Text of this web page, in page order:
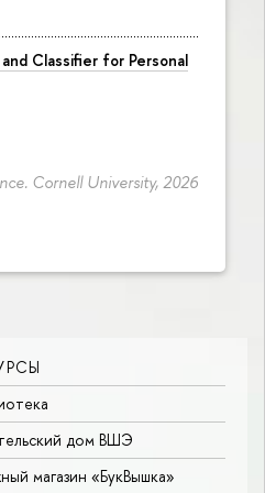
Classifier for Personal
Cornell University, 2026
дом ВШЭ
магазин «БукВышка»